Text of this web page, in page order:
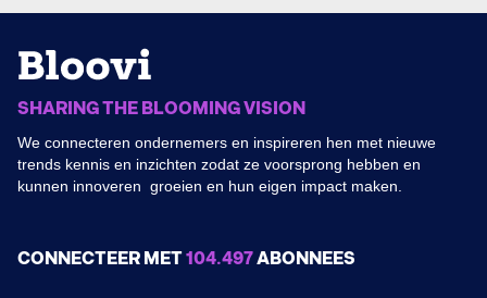
SHARING THE BLOOMING VISION
We connecteren ondernemers en inspireren hen met nieuwe
trends kennis en inzichten zodat ze voorsprong hebben en
kunnen innoveren groeien en hun eigen impact maken.
CONNECTEER MET104.497ABONNEES